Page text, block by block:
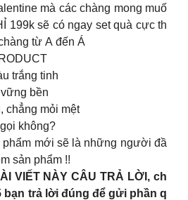
mà các chàng mong muố
199k sẽ có ngay set quà cực th
từ A đến Á
trắng tinh
bền
chẳng mỏi mệt
không?
phẩm mới sẽ là những người đầ
sản phẩm !!
VIẾT NÀY CÂU TRẢ LỜI, ch
bạn trả lời đúng để gửi phần q